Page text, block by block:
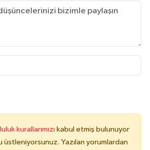
kurallarımızı kabul etmiş bulunuyor
üstleniyorsunuz. Yazılan yorumlardan